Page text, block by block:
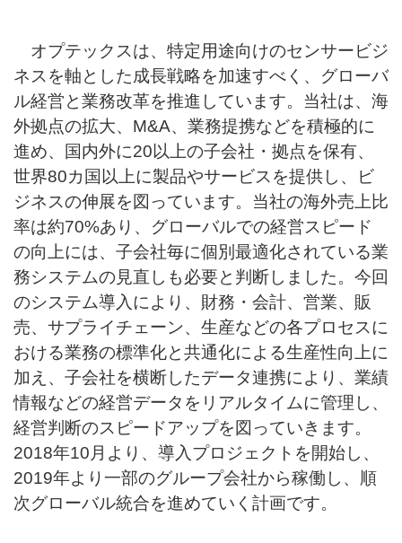
オプテックスは、特定用途向けのセンサービジ
ネスを軸とした成長戦略を加速すべく、グローバ
ル経営と業務改革を推進しています。当社は、海
外拠点の拡大、M&A、業務提携などを積極的に
進め、国内外に20以上の子会社・拠点を保有、
世界80カ国以上に製品やサービスを提供し、ビ
ジネスの伸展を図っています。当社の海外売上比
率は約70%あり、グローバルでの経営スピード
の向上には、子会社毎に個別最適化されている業
務システムの見直しも必要と判断しました。今回
のシステム導入により、財務・会計、営業、販
売、サプライチェーン、生産などの各プロセスに
おける業務の標準化と共通化による生産性向上に
加え、子会社を横断したデータ連携により、業績
情報などの経営データをリアルタイムに管理し、
経営判断のスピードアップを図っていきます。
2018年10月より、導入プロジェクトを開始し、
2019年より一部のグループ会社から稼働し、順
次グローバル統合を進めていく計画です。